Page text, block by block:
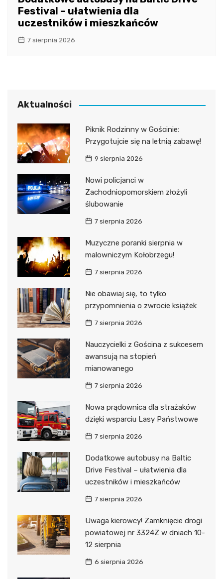
Festival – ułatwienia dla
uczestników i mieszkańców
7 sierpnia 2026
Aktualności
Piknik Rodzinny w Gościnie:
Przygotujcie się na letnią zabawę!
9 sierpnia 2026
Nowi policjanci w
Zachodniopomorskiem złożyli
ślubowanie
7 sierpnia 2026
Muzyczne poranki sierpnia w
malowniczym Kołobrzegu!
7 sierpnia 2026
Nie obawiaj się, to tylko
przypomnienia o zwrocie książek
7 sierpnia 2026
Nauczycielki z Gościna z sukcesem
awansują na stopień
mianowanego
7 sierpnia 2026
Nowa prądownica dla strażaków
dzięki wsparciu Lasy Państwowe
7 sierpnia 2026
Dodatkowe autobusy na Baltic
Drive Festival – ułatwienia dla
uczestników i mieszkańców
7 sierpnia 2026
Uwaga kierowcy! Zamknięcie drogi
powiatowej nr 3324Z w dniach 10-
12 sierpnia
6 sierpnia 2026